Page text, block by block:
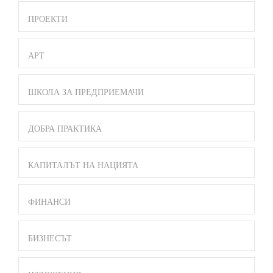
ПРОЕКТИ
АРТ
ШКОЛА ЗА ПРЕДПРИЕМАЧИ
ДОБРА ПРАКТИКА
КАПИТАЛЪТ НА НАЦИЯТА
ФИНАНСИ
БИЗНЕСЪТ